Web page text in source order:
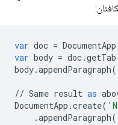
var doc = DocumentApp
var body = doc.getTab
body.appendParagraph(
// Same result as
DocumentApp .create(
.appendParagraph(